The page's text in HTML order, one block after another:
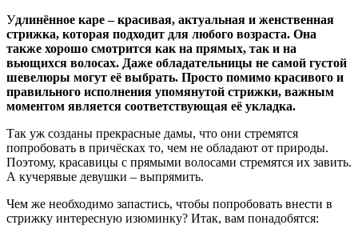
Удлинённое каре – красивая, актуальная и женственная
стрижка, которая подходит для любого возраста. Она
также хорошо смотрится как на прямых, так и на
вьющихся волосах. Даже обладательницы не самой густой
шевелюры могут её выбрать. Просто помимо красивого и
правильного исполнения упомянутой стрижки, важным
моментом является соответствующая её укладка.
Так уж созданы прекрасные дамы, что они стремятся
попробовать в причёсках то, чем не обладают от природы.
Поэтому, красавицы с прямыми волосами стремятся их завить.
А кучерявые девушки – выпрямить.
Чем же необходимо запастись, чтобы попробовать внести в
стрижку интересную изюминку? Итак, вам понадобятся: